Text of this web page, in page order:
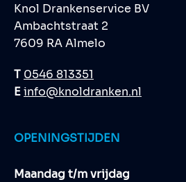
Knol Drankenservice BV
Ambachtstraat 2
7609 RA Almelo
T 0546 813351
Einfo@knoldranken.nl
OPENINGSTIJDEN
Maandag t/m vrijdag